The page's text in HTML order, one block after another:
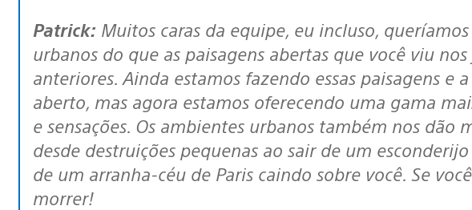
Patrick: Muitos caras da equipe, eu incluso,
urbanos do que as paisagens abertas que você viu
anteriores. Ainda estamos fazendo essas paisagens e
aberto, mas agora estamos oferecendo uma gama
e sensações. Os ambientes urbanos também nos dão
desde destruições pequenas ao sair de um
de um arranha-céu de Paris caindo sobre você. Se
morrer!